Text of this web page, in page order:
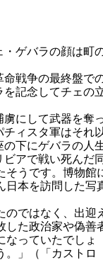
ゲバラの顔は町
戦争の最終盤で
記念してチェの
にして武器を奪
ィスタ軍はそれ
下にゲバラの人
アで戦い死んだ同
そうです。博物館
日本を訪問した写
ではなく、出迎
した政治家や偽善
なっていたでしょ
。」（「カストロ